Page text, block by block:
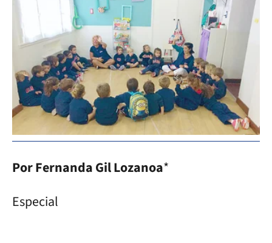
Por Fernanda Gil Lozanoa*
Especial